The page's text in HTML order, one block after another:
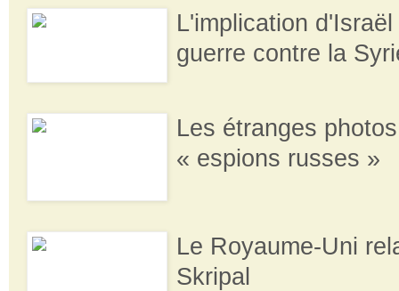
L'implication
guerre contre la
Les étranges
« espions russes »
Le Royaume-Uni
Skripal